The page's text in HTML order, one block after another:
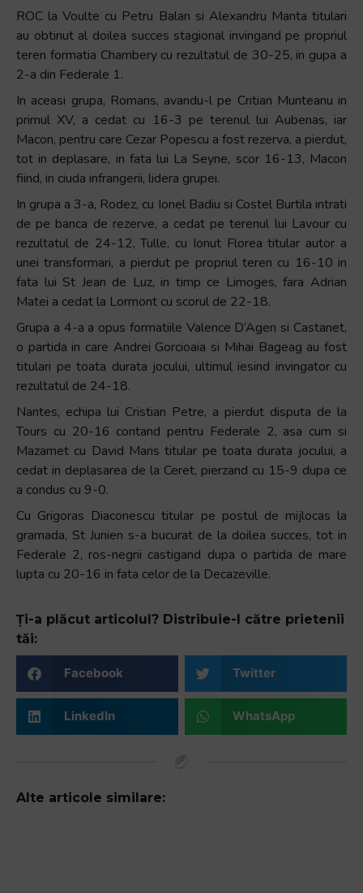
ROC la Voulte cu Petru Balan si Alexandru Manta titulari
au obtinut al doilea succes stagional invingand pe propriul
teren formatia Chambery cu rezultatul de 30-25, in gupa a
2-a din Federale 1.
In aceasi grupa, Romans, avandu-l pe Critian Munteanu in
primul XV, a cedat cu 16-3 pe terenul lui Aubenas, iar
Macon, pentru care Cezar Popescu a fost rezerva, a pierdut,
tot in deplasare, in fata lui La Seyne, scor 16-13, Macon
fiind, in ciuda infrangerii, lidera grupei.
In grupa a 3-a, Rodez, cu Ionel Badiu si Costel Burtila intrati
de pe banca de rezerve, a cedat pe terenul lui Lavour cu
rezultatul de 24-12, Tulle, cu Ionut Florea titular autor a
unei transformari, a pierdut pe propriul teren cu 16-10 in
fata lui St Jean de Luz, in timp ce Limoges, fara Adrian
Matei a cedat la Lormont cu scorul de 22-18.
Grupa a 4-a a opus formatiile Valence D’Agen si Castanet,
o partida in care Andrei Gorcioaia si Mihai Bageag au fost
titulari pe toata durata jocului, ultimul iesind invingator cu
rezultatul de 24-18.
Nantes, echipa lui Cristian Petre, a pierdut disputa de la
Tours cu 20-16 contand pentru Federale 2, asa cum si
Mazamet cu David Maris titular pe toata durata jocului, a
cedat in deplasarea de la Ceret, pierzand cu 15-9 dupa ce
a condus cu 9-0.
Cu Grigoras Diaconescu titular pe postul de mijlocas la
gramada, St Junien s-a bucurat de la doilea succes, tot in
Federale 2, ros-negrii castigand dupa o partida de mare
lupta cu 20-16 in fata celor de la Decazeville.
Ți-a plăcut articolul? Distribuie-l către prietenii
tăi:
Facebook Twitter
LinkedIn WhatsApp
Alte articole similare: